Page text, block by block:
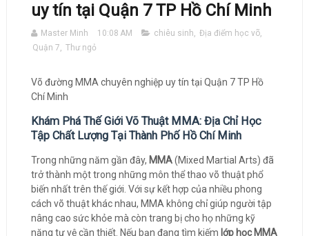
uy tín tại Quận 7 TP Hồ Chí Minh
Master Minh 10:08 AM chiêu sinh, Địa điểm học võ,
Quận 7, Thư ngỏ
Võ đường MMA chuyên nghiệp uy tín tại Quận 7 TP Hồ
Chí Minh
Khám Phá Thế Giới Võ Thuật MMA: Địa Chỉ Học
Tập Chất Lượng Tại Thành Phố Hồ Chí Minh
Trong những năm gần đây, MMA(Mixed Martial Arts) đã
trở thành một trong những môn thể thao võ thuật phổ
biến nhất trên thế giới. Với sự kết hợp của nhiều phong
cách võ thuật khác nhau, MMA không chỉ giúp người tập
nâng cao sức khỏe mà còn trang bị cho họ những kỹ
năng tự vệ cần thiết. Nếu bạn đang tìm kiếm lớp học MMA